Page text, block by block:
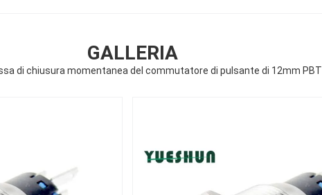
GALLERIA
di chiusura momentanea del commutatore di pulsante di 12mm PBT